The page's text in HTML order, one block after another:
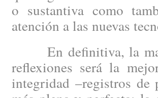
o sustantiva como
atención a las nuevas
En definitiva, la
reflexiones será la
integridad –registros de